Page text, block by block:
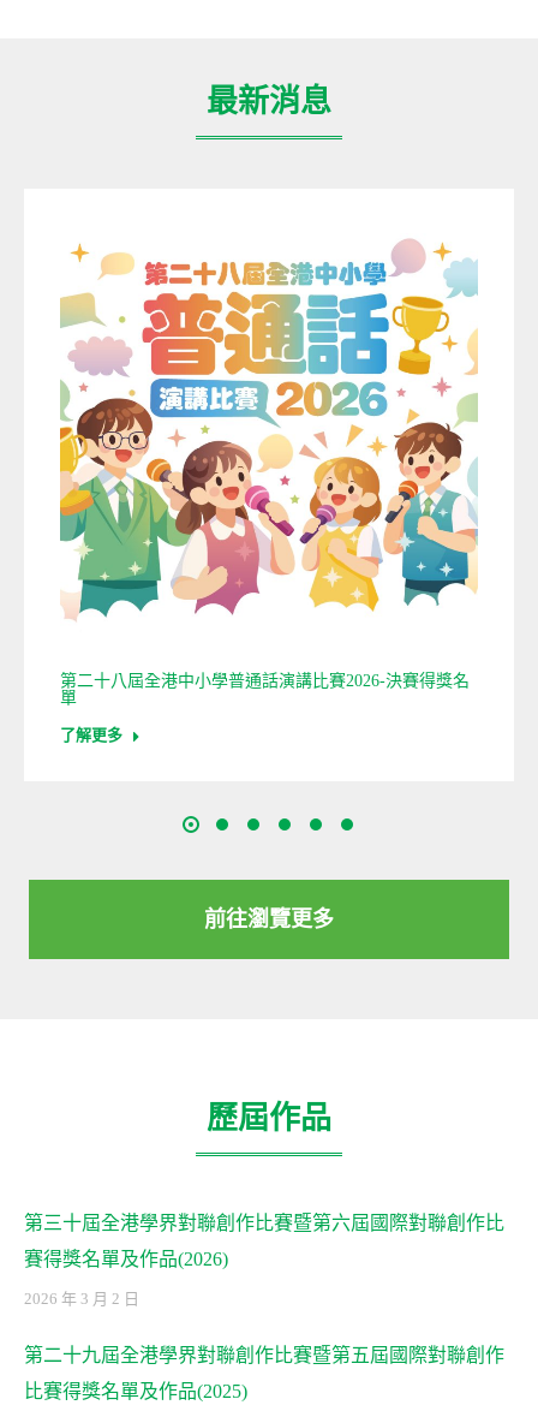
最新消息
第二十八屆全港中小學普通話演講比賽2026-決賽得獎名
單
了解更多
前往瀏覽更多
歷屆作品
第三十屆全港學界對聯創作比賽暨第六屆國際對聯創作比
賽得獎名單及作品(2026)
2026 年 3 月 2 日
第二十九屆全港學界對聯創作比賽暨第五屆國際對聯創作
比賽得獎名單及作品(2025)